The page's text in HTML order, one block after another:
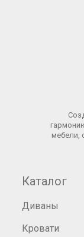
мебели,
Каталог
Диваны
Кровати